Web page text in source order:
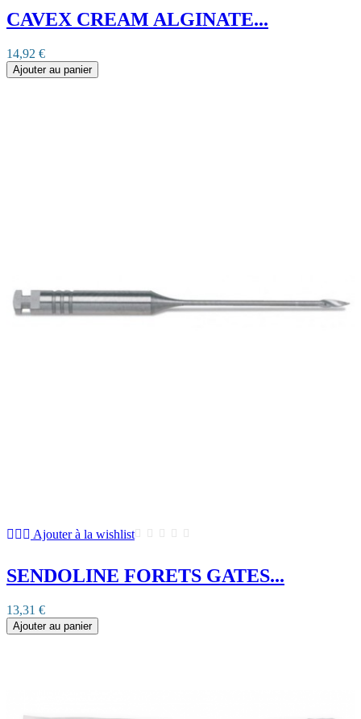
CAVEX CREAM ALGINATE...
14,92 €
Ajouter au panier
Ajouter à la wishlist
SENDOLINE FORETS GATES...
13,31 €
Ajouter au panier